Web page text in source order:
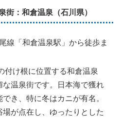
街：和倉温泉（石川県）
線「和倉温泉駅」から徒歩ま
付け根に位置する和倉温泉
な温泉街です。日本海で獲れ
き、特に冬はカニが有名。
が点在し、ゆったりとした